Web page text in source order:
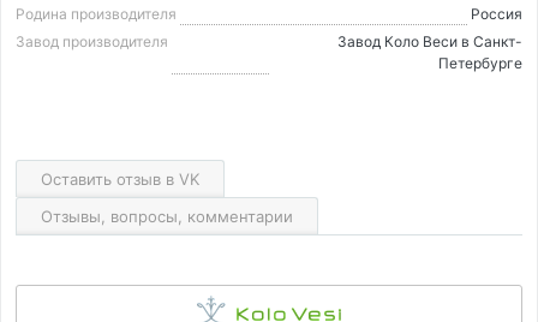
Родина производителя
Россия
Завод производителя
Завод Коло Веси в Санкт-
Петербурге
Оставить отзыв в VK
Отзывы, вопросы, комментарии